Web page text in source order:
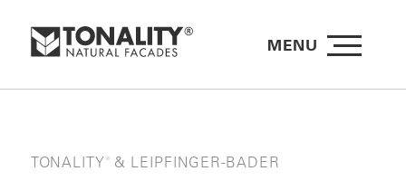
MENU
TONALITY® & LEIPFINGER-BADER